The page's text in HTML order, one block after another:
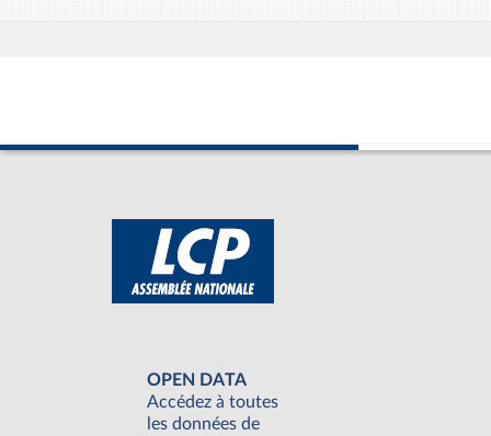
OPEN DATA
Accédez à toutes
les données de